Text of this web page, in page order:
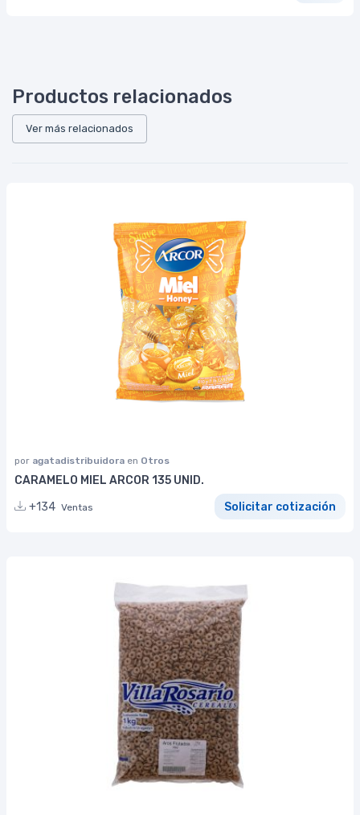
Productos relacionados
Ver más relacionados
por agatadistribuidora en Otros
CARAMELO MIEL ARCOR 135 UNID.
+134 Ventas Solicitar cotización